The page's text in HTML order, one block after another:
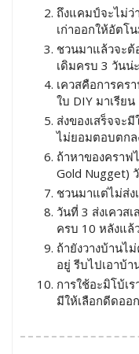
ถึงแคมป์จะไม่ว่
เก่าออกให้อัตโ
ชวนมาแล้วจะต้
เดิมครบ 3 วันน่
เควสคือการคร
ใบ DIY มาเรียน
ส่งของเสร็จจะ
ไม่ยอมตอบตกล
ถ้าหาของคราฟ
Gold Nugget)
ชวนมาแต่ไม่ส่ง
วันที่ 3 ส่งเควส
ครบ 10 หลังแล้
ถ้ายังวางบ้านไ
อยู่ รีบไปเอาบ้า
การใช้อะมิโบ้เ
มีให้เลือกดีดออก